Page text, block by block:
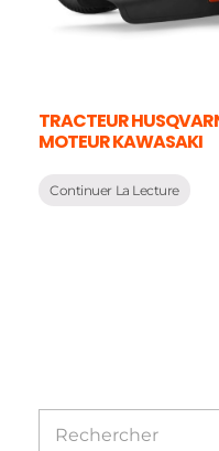
TRACTEUR
MOTEUR KAWASAKI
Continuer La Lecture